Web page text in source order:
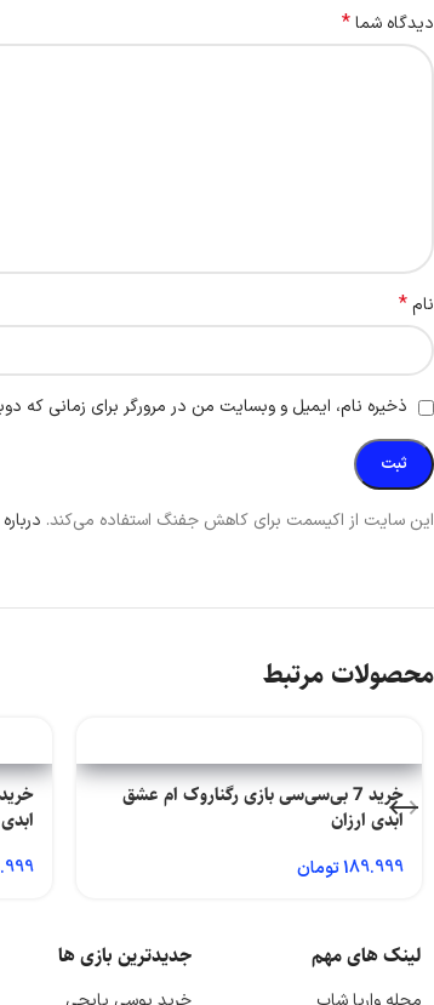
دیدگاه شما*
نام*
ذخیره نام، ایمیل و وبسایت من در مرورگر برای زمانی که
این سایت از اکیسمت برای کاهش جفنگ استفاده می‌کند.
محصولات مرتبط
خرید 7 بی‌سی‌سی بازی رگناروک ام عشق
ابدی ارزان
189.999تومان
لینک های مهم جدیدترین بازی ها